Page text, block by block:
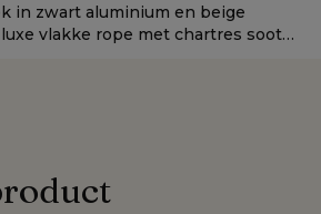
in zwart aluminium en beige
vlakke rope met chartres sooty